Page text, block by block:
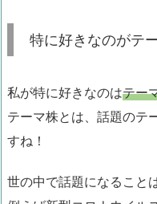
特に好きなのがテ
私が特に好きなのはテー
テーマ株とは、話題のテ
すね！
世の中で話題になること